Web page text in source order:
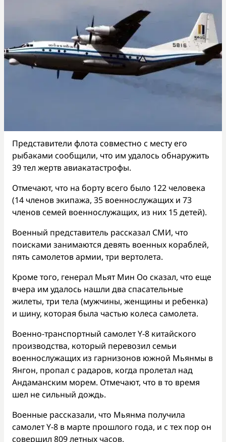
Представители флота совместно с месту его
рыбаками сообщили, что им удалось обнаружить
39 тел жертв авиакатастрофы.
Отмечают, что на борту всего было 122 человека
(14 членов экипажа, 35 военнослужащих и 73
членов семей военнослужащих, из них 15 детей).
Военный представитель рассказал СМИ, что
поисками занимаются девять военных кораблей,
пять самолетов армии, три вертолета.
Кроме того, генерал Мьят Мин Оо сказал, что еще
вчера им удалось нашли два спасательные
жилеты, три тела (мужчины, женщины и ребенка)
и шину, которая была частью колеса самолета.
Военно-транспортный самолет Y-8 китайского
производства, который перевозил семьи
военнослужащих из гарнизонов южной Мьянмы в
Янгон, пропал с радаров, когда пролетал над
Андаманским морем. Отмечают, что в то время
шел не сильный дождь.
Военные рассказали, что Мьянма получила
самолет Y-8 в марте прошлого года, и с тех пор он
совершил 809 летных часов.